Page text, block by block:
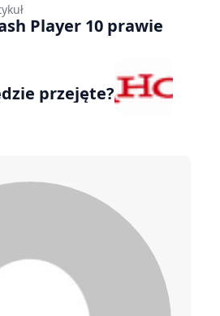
Player 10 prawie
przejęte?